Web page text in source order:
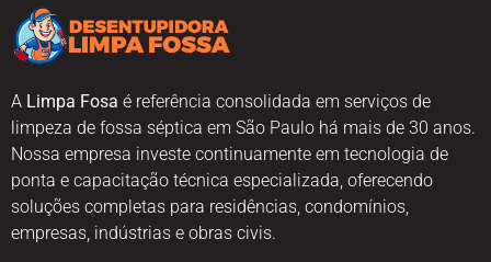
A Limpa Fosa é referência consolidada em serviços de
limpeza de fossa séptica em São Paulo há mais de 30 anos.
Nossa empresa investe continuamente em tecnologia de
ponta e capacitação técnica especializada, oferecendo
soluções completas para residências, condomínios,
empresas, indústrias e obras civis.